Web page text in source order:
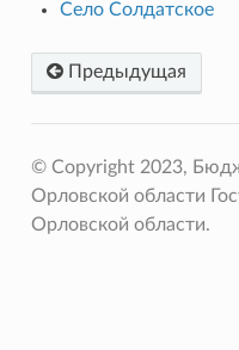
Село Солдатское
Предыдущая
© Copyright 2023,
Орловской области
Орловской области.